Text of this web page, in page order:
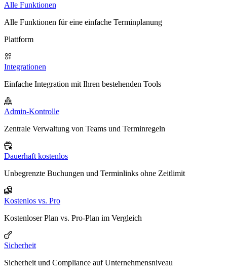
Alle Funktionen
Alle Funktionen für eine einfache Terminplanung
Plattform
Integrationen
Einfache Integration mit Ihren bestehenden Tools
Admin-Kontrolle
Zentrale Verwaltung von Teams und Terminregeln
Dauerhaft kostenlos
Unbegrenzte Buchungen und Terminlinks ohne Zeitlimit
Kostenlos vs. Pro
Kostenloser Plan vs. Pro-Plan im Vergleich
Sicherheit
Sicherheit und Compliance auf Unternehmensniveau